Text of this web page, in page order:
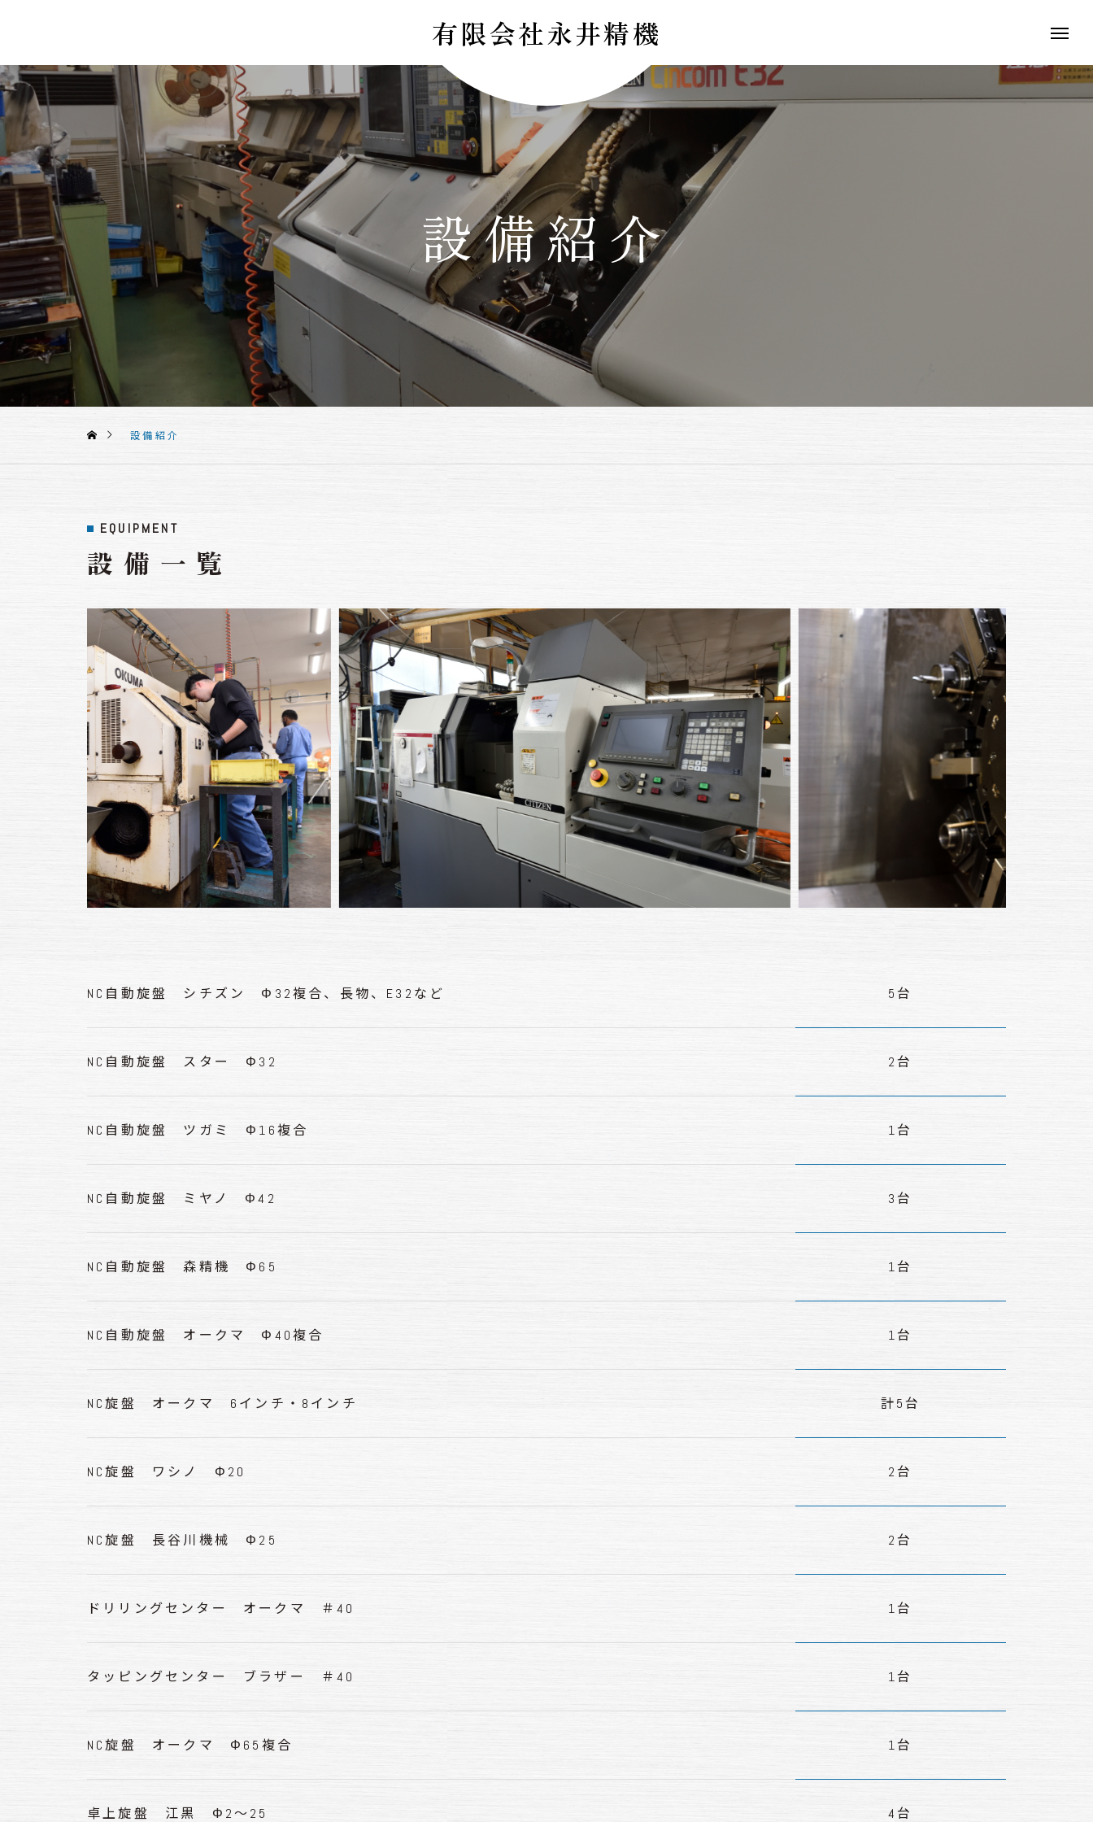
有限会社永井精機
設備紹介
設備紹介
EQUIPMENT
設備一覧
NC自動旋盤 シチズン Φ32複合、長物、E32など 5台
NC自動旋盤 スター Φ32 2台
NC自動旋盤 ツガミ Φ16複合 1台
NC自動旋盤 ミヤノ Φ42 3台
NC自動旋盤 森精機 Φ65 1台
NC自動旋盤 オークマ Φ40複合 1台
NC旋盤 オークマ 6インチ・8インチ 計5台
NC旋盤 ワシノ Φ20 2台
NC旋盤 長谷川機械 Φ25 2台
ドリリングセンター オークマ ＃40 1台
タッピングセンター ブラザー ＃40 1台
NC旋盤 オークマ Φ65複合 1台
卓上旋盤 江黒 Φ2～25 4台